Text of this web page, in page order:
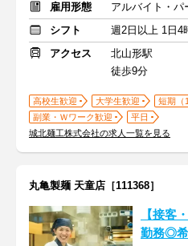
雇用形態
アルバイト・パ
シフト
週2日以上 1日4
アクセス
北山形駅
徒歩9分
高校生歓迎 大学生歓迎
短期（
副業・Ｗワーク歓迎
平日
城北麺工株式会社の求人一覧を見る
丸亀製麺 天童店［111368］
【接客
勤務◎